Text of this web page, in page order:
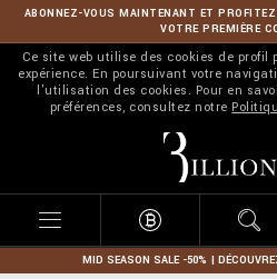
ABONNEZ-VOUS MAINTENANT ET
VOTRE PREMIÈRE
Ce site web utilise des cookies de profil
expérience. En poursuivant votre
l'utilisation des cookies. Pour en
préférences, consultez notre
MID SEASON SALE -50% |